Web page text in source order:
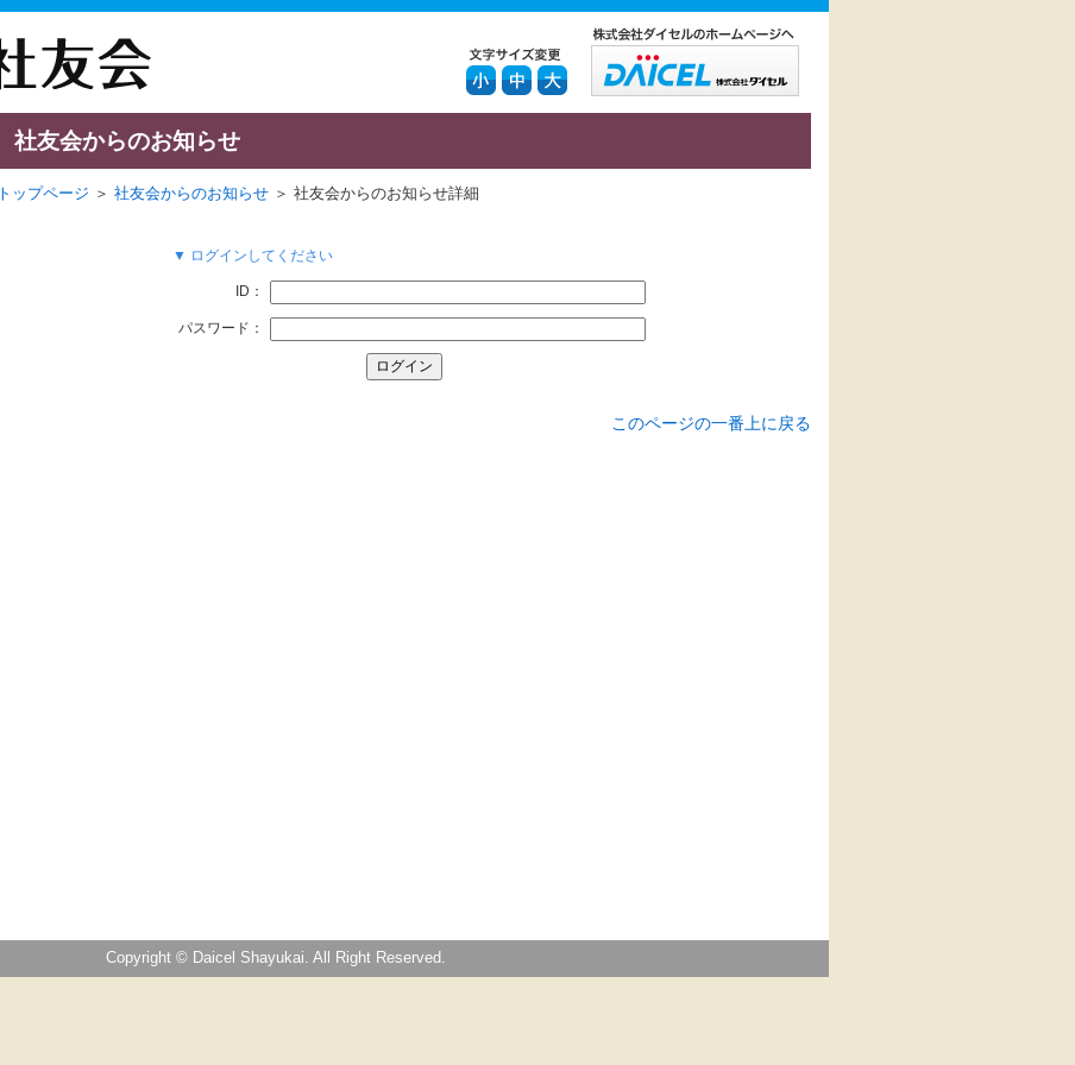
社友会からのお知らせ
トップページ ＞ 社友会からのお知らせ ＞ 社友会からのお知らせ詳細
▼ ログインしてください
ID：
パスワード：
このページの一番上に戻る
Copyright © Daicel Shayukai. All Right Reserved.